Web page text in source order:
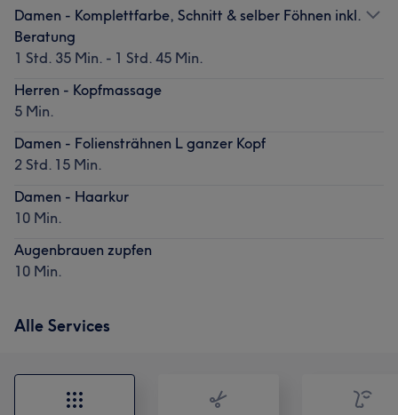
Damen - Komplettfarbe, Schnitt & selber Föhnen inkl.
Beratung
1 Std. 35 Min. - 1 Std. 45 Min.
Herren - Kopfmassage
5 Min.
Damen - Foliensträhnen L ganzer Kopf
2 Std. 15 Min.
Damen - Haarkur
10 Min.
Augenbrauen zupfen
10 Min.
Alle Services